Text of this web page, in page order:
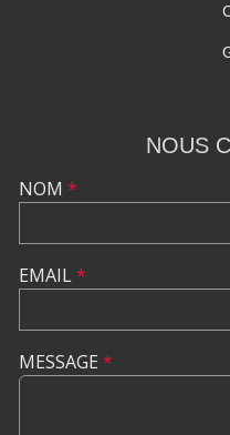
NOUS
NOM *
EMAIL*
MESSAGE *